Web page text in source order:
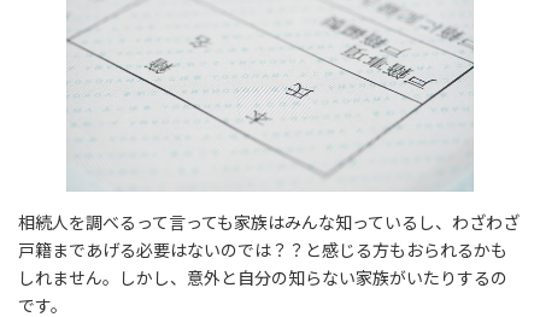
相続人を調べるって言っても家族はみんな知っているし、わざわざ
戸籍まであげる必要はないのでは？？と感じる方もおられるかも
しれません。しかし、意外と自分の知らない家族がいたりするの
です。